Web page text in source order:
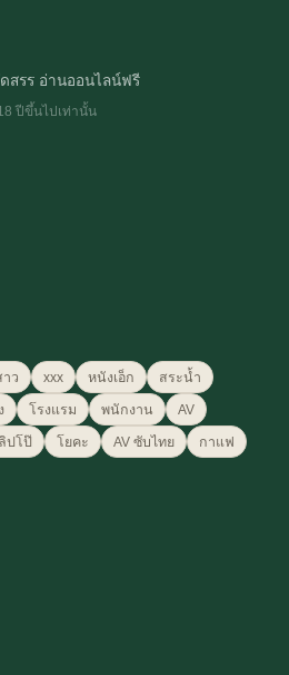
สรร อ่านออนไลน์ฟรี
ปีขึ้นไปเท่านั้น
ว xxx หนังเอ็ก สระน้ำ
โรงแรม พนักงาน AV
ปโป๊ โยคะ AV ซับไทย กาแฟ